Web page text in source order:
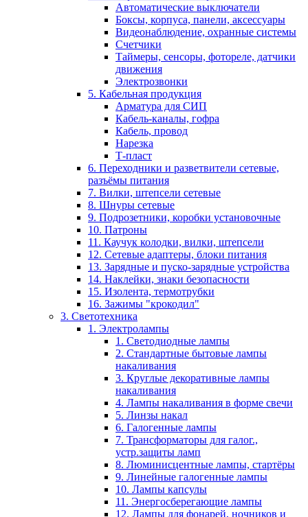
Автоматические выключатели
Боксы, корпуса, панели, аксессуары
Видеонаблюдение, охранные системы
Счетчики
Таймеры, сенсоры, фотореле, датчики
движения
Электрозвонки
5. Кабельная продукция
Арматура для СИП
Кабель-каналы, гофра
Кабель, провод
Нарезка
Т-пласт
6. Переходники и разветвители сетевые,
разъёмы питания
7. Вилки, штепсели сетевые
8. Шнуры сетевые
9. Подрозетники, коробки установочные
10. Патроны
11. Каучук колодки, вилки, штепсели
12. Сетевые адаптеры, блоки питания
13. Зарядные и пуско-зарядные устройства
14. Наклейки, знаки безопасности
15. Изолента, термотрубки
16. Зажимы "крокодил"
3. Светотехника
1. Электролампы
1. Светодиодные лампы
2. Стандартные бытовые лампы
накаливания
3. Круглые декоративные лампы
накаливания
4. Лампы накаливания в форме свечи
5. Линзы накал
6. Галогенные лампы
7. Трансформаторы для галог.,
устр.защиты ламп
8. Люминисцентные лампы, стартёры
9. Линейные галогенные лампы
10. Лампы капсулы
11. Энергосберегающие лампы
12. Лампы для фонарей, ночников и